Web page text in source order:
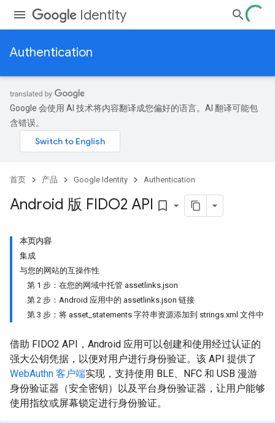
Identity
Authentication
Google 会使用 AI 技术将内容翻译成您偏好的语言。AI 翻译可能包
含错误。
首页 产品 Google Identity Authentication
Android 版 FIDO2 API bookmark_border
本页内容
集成
与您的网站的互操作性
第 1 步：在您的网域中托管 assetlinks.json
第 2 步：Android 应用中的 assetlinks.json 链接
第 3 步：将 asset_statements 字符串资源添加到 strings.xml 文件中
借助 FIDO2 API，Android 应用可以创建和使用经过认证的
强大公钥凭据，以便对用户进行身份验证。该 API 提供了
WebAuthn 客户端实现，支持使用 BLE、NFC 和 USB 漫游
身份验证器（安全密钥）以及平台身份验证器，让用户能够
使用指纹或屏幕锁定进行身份验证。